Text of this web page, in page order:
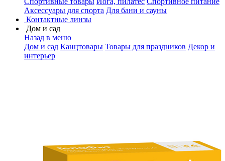
Аксессуары для спорта Для бани и сауны
Контактные линзы
Дом и сад
Назад в меню
Дом и сад Канцтовары Товары для праздников Декор и
интерьер